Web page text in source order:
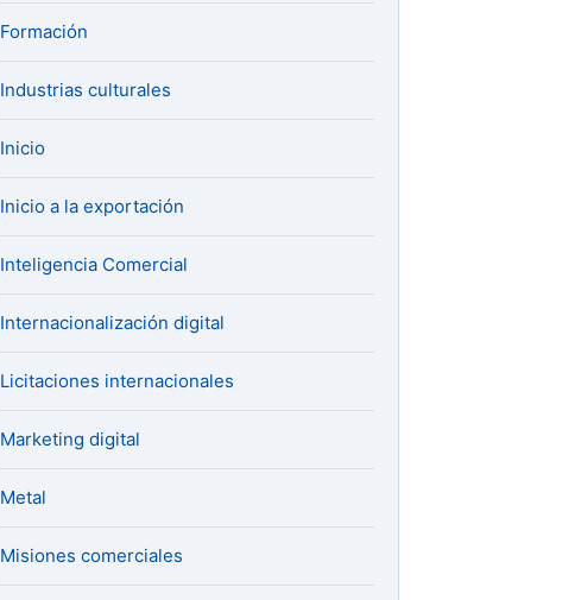
Formación
Industrias culturales
Inicio
Inicio a la exportación
Inteligencia Comercial
Internacionalización digital
Licitaciones internacionales
Marketing digital
Metal
Misiones comerciales